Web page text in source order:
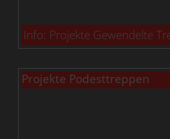
Info: Projekte Gewendelte
Projekte Podesttreppen